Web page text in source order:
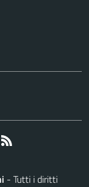
- Tutti i diritti